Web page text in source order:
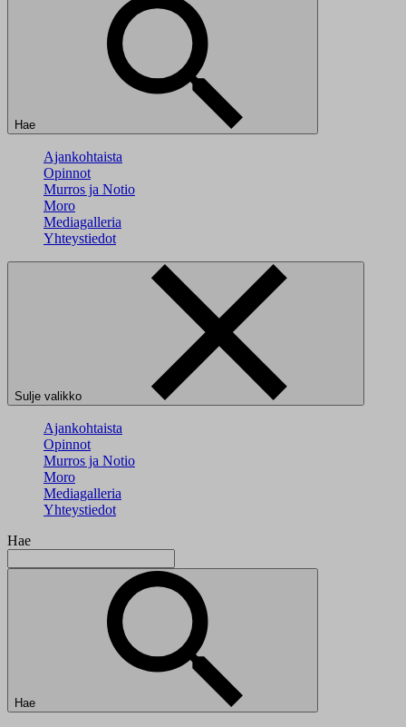
Hae
Ajankohtaista
Opinnot
Murros ja Notio
Moro
Mediagalleria
Yhteystiedot
Sulje valikko
Ajankohtaista
Opinnot
Murros ja Notio
Moro
Mediagalleria
Yhteystiedot
Hae
Hae